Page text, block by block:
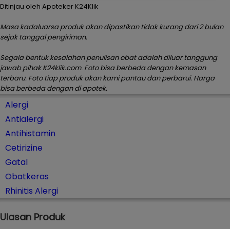
Ditinjau oleh Apoteker K24Klik
Masa kadaluarsa produk akan dipastikan tidak kurang dari 2 bulan
sejak tanggal pengiriman.
Segala bentuk kesalahan penulisan obat adalah diluar tanggung
jawab pihak K24klik.com. Foto bisa berbeda dengan kemasan
terbaru. Foto tiap produk akan kami pantau dan perbarui. Harga
bisa berbeda dengan di apotek.
Alergi
Antialergi
Antihistamin
Cetirizine
Gatal
Obatkeras
Rhinitis Alergi
Ulasan Produk